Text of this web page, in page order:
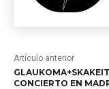
Artículo anterior
CONCIERTO EN